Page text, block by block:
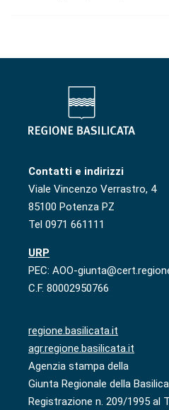
Contatti e indirizzi
Viale Vincenzo Verrastro, 4
85100 Potenza PZ
Tel 0971 661111
URP
PEC: AOO-
C.F. 80002950766
regione.basilicata.it
agr.regione.basilicata.it
Agenzia stampa della
Giunta Regionale della
Registrazione n. 209/1995 al